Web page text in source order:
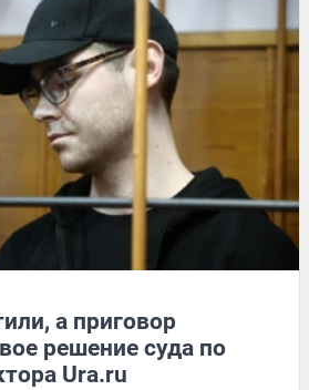
а приговор
решение суда по
Ura.ru